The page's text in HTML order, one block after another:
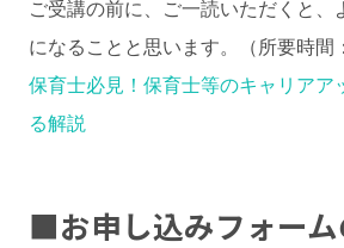
ご受講の前に、ご一読いただくと、
になることと思います。（所要時間
保育士必見！保育士等のキャリア
る解説
■お申し込みフォー